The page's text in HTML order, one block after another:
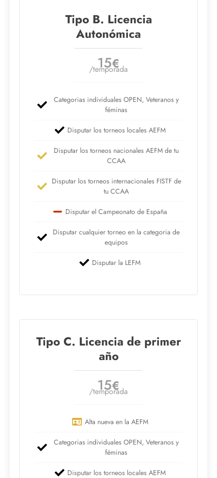
Tipo B. Licencia
Autonómica
15€
/temporada
Categorias individuales OPEN, Veteranos y
féminas
Disputar los torneos locales AEFM
Disputar los torneos nacionales AEFM de tu
CCAA
Disputar los torneos internacionales FISTF de
tu CCAA
Disputar el Campeonato de España
Disputar cualquier torneo en la categoria de
equipos
Disputar la LEFM
Tipo C. Licencia de primer
año
15€
/temporada
Alta nueva en la AEFM
Categorias individuales OPEN, Veteranos y
féminas
Disputar los torneos locales AEFM